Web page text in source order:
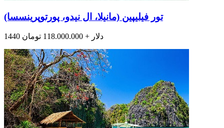
تور فیلیپین (مانیلا، ال نیدو، پورتوپرینسسا)
1440 دلار + 118.000.000 تومان